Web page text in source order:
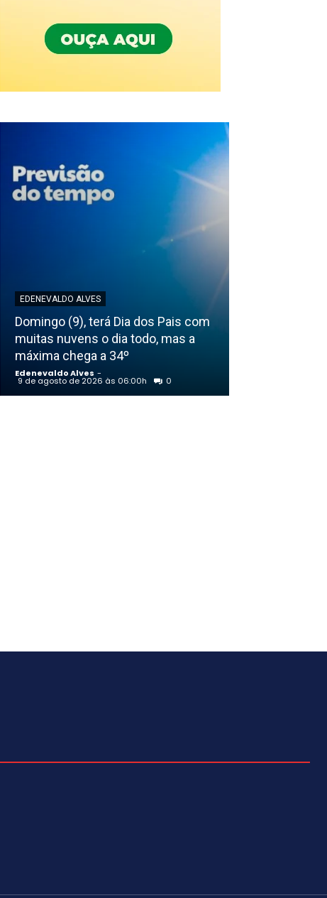
EDENEVALDO ALVES
Domingo (9), terá Dia dos Pais com
muitas nuvens o dia todo, mas a
máxima chega a 34º
Edenevaldo Alves -
9 de agosto de 2026 às 06:00h 0